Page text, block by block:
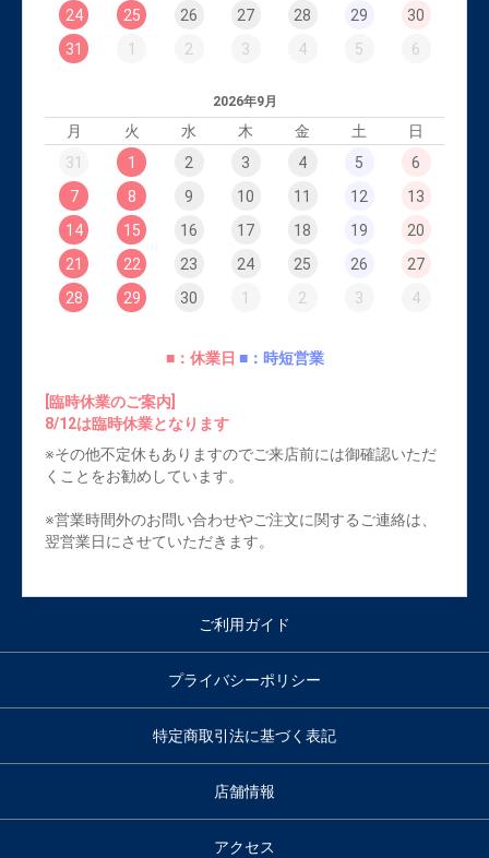
24
25 26 27 28 29
30
31
1 2 3 4 5 6
2026年9月
月 火 水 木 金 土
日
31
1 2 3 4 5
6
7
8 9 10 11 12
13
14
15 16 17 18 19
20
21
22 23 24 25 26
27
28
29 30 1 2 3 4
■：休業日 ■：時短営業
[臨時休業のご案内]
8/12は臨時休業となります
※その他不定休もありますのでご来店前には御確認いただ
くことをお勧めしています。
※営業時間外のお問い合わせやご注文に関するご連絡は、
翌営業日にさせていただきます。
ご利用ガイド
プライバシーポリシー
特定商取引法に基づく表記
店舗情報
アクセス